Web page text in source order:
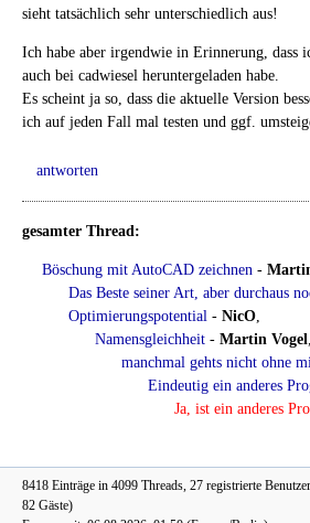
sieht tatsächlich sehr unterschiedlich aus!
Ich habe aber irgendwie in Erinnerung, dass
auch bei cadwiesel heruntergeladen habe.
Es scheint ja so, dass die aktuelle Version
ich auf jeden Fall mal testen und ggf.
antworten
gesamter Thread:
Böschung mit AutoCAD zeichnen -
Das Beste seiner Art, aber durchaus
Optimierungspotential - NicO,
Namensgleichheit - Martin Vogel,
manchmal gehts nicht ohne
Eindeutig ein anderes
Ja, ist ein anderes
8418 Einträge in 4099 Threads, 27 registrierte
82 Gäste)